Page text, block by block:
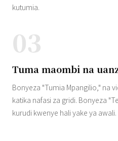
kutumia.
03
Tuma maombi na
Bonyeza "Tumia Mpangilio," na
katika nafasi za gridi. Bonyeza
kurudi kwenye hali yake ya awali.